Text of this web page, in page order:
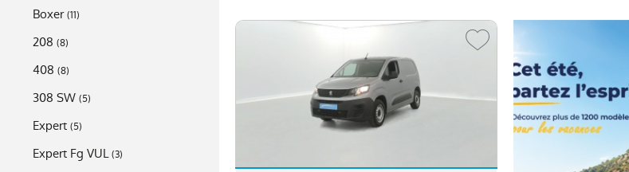
Boxer (11)
208 (8)
408 (8)
308 SW (5)
Expert (5)
Expert Fg VUL (3)